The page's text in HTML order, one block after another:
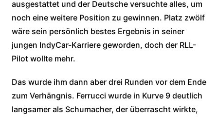
ausgestattet und der Deutsche versuchte alles, um
noch eine weitere Position zu gewinnen. Platz zwölf
wäre sein persönlich bestes Ergebnis in seiner
jungen IndyCar-Karriere geworden, doch der RLL-
Pilot wollte mehr.
Das wurde ihm dann aber drei Runden vor dem Ende
zum Verhängnis. Ferrucci wurde in Kurve 9 deutlich
langsamer als Schumacher, der überrascht wirkte,